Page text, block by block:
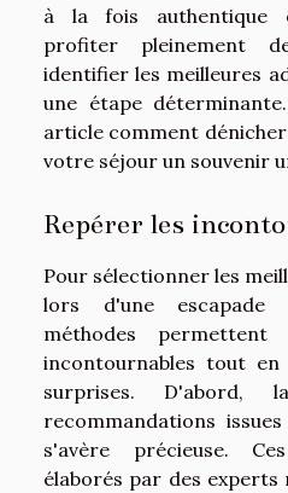
à la fois authentique
profiter pleinement
identifier les meilleures
une étape
article comment
votre séjour un souvenir
Repérer les
Pour sélectionner les
lors d'une escapade
méthodes
incontournables tout en
surprises. D'abord,
recommandations
s'avère précieuse.
élaborés par des